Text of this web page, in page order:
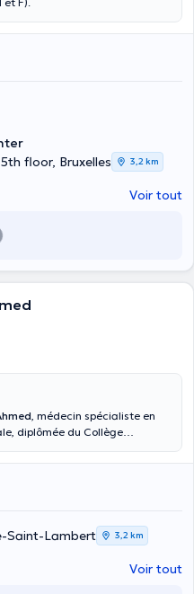
floor, Bruxelles
3,2 km
Voir tout
, médecin spécialiste en
diplômée du Collège
Société Belge de Médecine
d’évoluer et
Saint-Lambert 3,2 km
Voir tout